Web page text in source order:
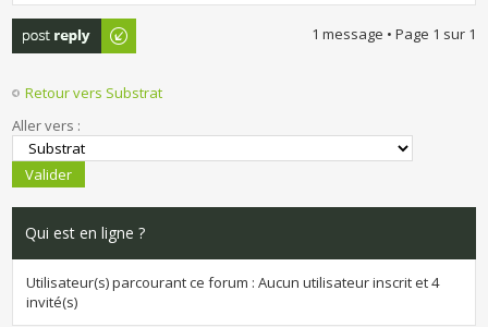
Publier une
réponse
1 message • Page 1 sur 1
Retour vers Substrat
Aller vers :
Qui est en ligne ?
Utilisateur(s) parcourant ce forum : Aucun utilisateur inscrit et 4
invité(s)